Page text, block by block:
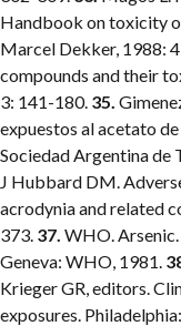
Handbook on toxicity
Marcel Dekker, 1988:
compounds and their
3: 141-180. 35.
expuestos al acetato
Sociedad Argentina de
J Hubbard DM.
acrodynia and related
373. 37. WHO.
Geneva: WHO, 1981.
Krieger GR, editors.
exposures.